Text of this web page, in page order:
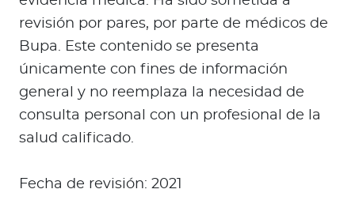
revisión por pares, por parte de médicos de
Bupa. Este contenido se presenta
únicamente con fines de información
general y no reemplaza la necesidad de
consulta personal con un profesional de la
salud calificado.
Fecha de revisión: 2021